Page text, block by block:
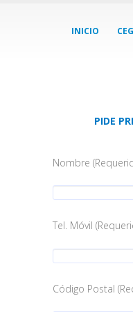
INICIO
PIDE
Nombre
Tel. Móvil
Código Postal